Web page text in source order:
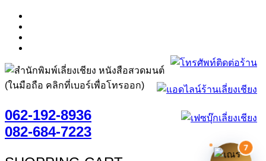
(ในมือถือ คลิกที่เบอร์เพื่อโทรออก)
062-192-8936
082-684-7223
7